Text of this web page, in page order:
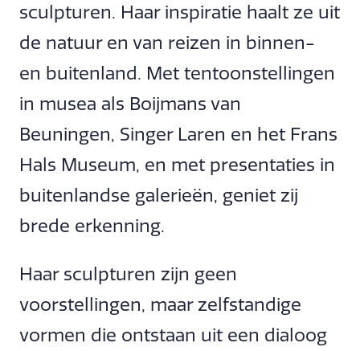
sculpturen. Haar inspiratie haalt ze uit
de natuur en van reizen in binnen-
en buitenland. Met tentoonstellingen
in musea als Boijmans van
Beuningen, Singer Laren en het Frans
Hals Museum, en met presentaties in
buitenlandse galerieën, geniet zij
brede erkenning.
Haar sculpturen zijn geen
voorstellingen, maar zelfstandige
vormen die ontstaan uit een dialoog